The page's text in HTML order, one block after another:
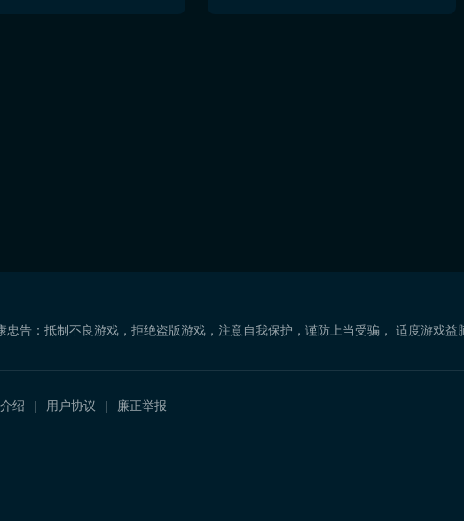
忠告：抵制不良游戏，拒绝盗版游戏，注意自我保护，谨防上当受骗， 适度游戏
绍 用户协议 廉正举报